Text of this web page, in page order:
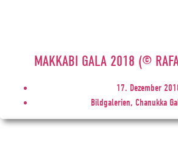
MAKKABI GALA 2018 (©
17. Dezember
Bildgalerien, Chanukka